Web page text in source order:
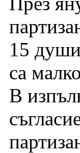
15 души
са
В